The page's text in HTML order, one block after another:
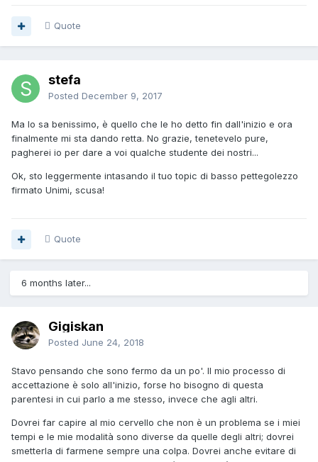
Quote
stefa
Posted December 9, 2017
Ma lo sa benissimo, è quello che le ho detto fin dall'inizio e ora
finalmente mi sta dando retta. No grazie, tenetevelo pure,
pagherei io per dare a voi qualche studente dei nostri...
Ok, sto leggermente intasando il tuo topic di basso pettegolezzo
firmato Unimi, scusa!
Quote
6 months later...
Gigiskan
Posted June 24, 2018
Stavo pensando che sono fermo da un po'. Il mio processo di
accettazione è solo all'inizio, forse ho bisogno di questa
parentesi in cui parlo a me stesso, invece che agli altri.
Dovrei far capire al mio cervello che non è un problema se i miei
tempi e le mie modalità sono diverse da quelle degli altri; dovrei
smetterla di farmene sempre una colpa. Dovrei anche evitare di